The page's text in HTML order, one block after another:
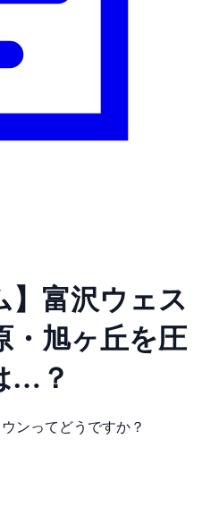
】富沢ウェス
・旭ヶ丘を圧
…？
ンってどうですか？